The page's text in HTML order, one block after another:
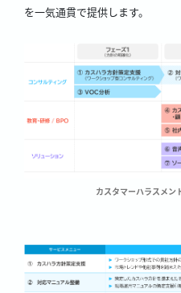
を一気通貫で提供します。
カスタマーハラスメン